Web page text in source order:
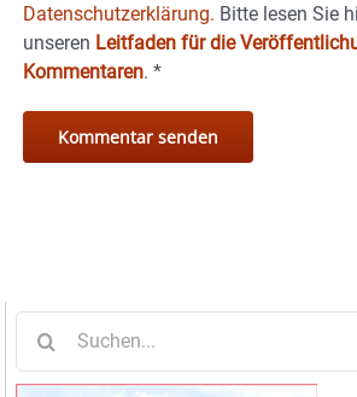
Datenschutzerklärung. Bitte lesen Sie
unseren Leitfaden für die
Kommentaren. *
nach: